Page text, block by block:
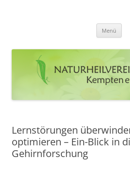
Menü
Lernstörungen
optimieren – Ein-Blick in
Gehirnforschung